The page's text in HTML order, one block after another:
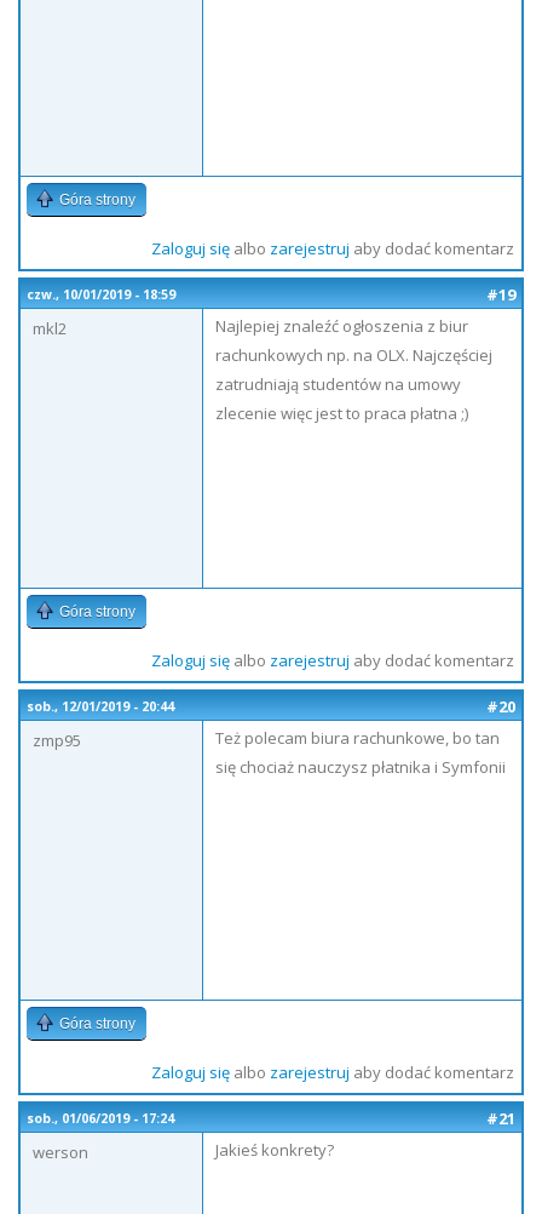
Góra strony
Zaloguj sięalbo zarejestruj aby dodać komentarz
czw., 10/01/2019 - 18:59
#19
mkl2
Najlepiej znaleźć ogłoszenia z biur
rachunkowych np. na OLX. Najczęściej
zatrudniają studentów na umowy
zlecenie więc jest to praca płatna ;)
Góra strony
Zaloguj sięalbo zarejestruj aby dodać komentarz
sob., 12/01/2019 - 20:44
#20
zmp95
Też polecam biura rachunkowe, bo tan
się chociaż nauczysz płatnika i Symfonii
Góra strony
Zaloguj sięalbo zarejestruj aby dodać komentarz
sob., 01/06/2019 - 17:24
#21
werson
Jakieś konkrety?